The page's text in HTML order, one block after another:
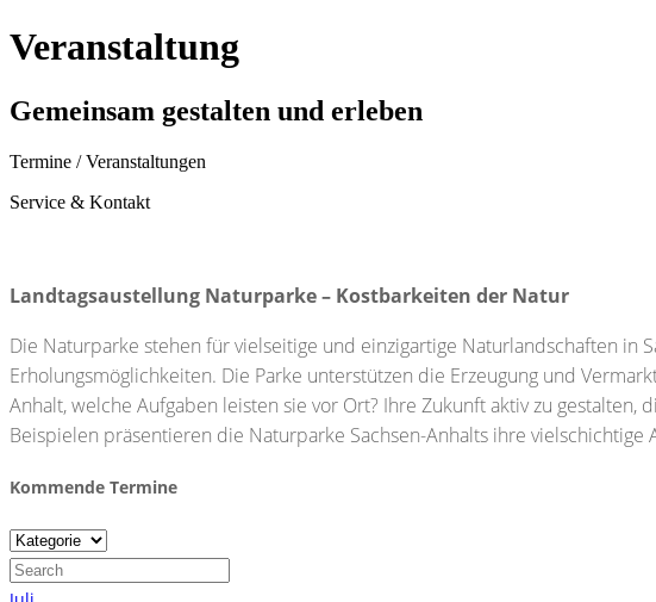
Veranstaltung
Gemeinsam gestalten und erleben
Termine / Veranstaltungen
Service & Kontakt
Landtagsaustellung Naturparke – Kostbarkeiten der Natur
Die Naturparke stehen für vielseitige und einzigartige Naturlandschaften in
Erholungsmöglichkeiten. Die Parke unterstützen die Erzeugung und
Anhalt, welche Aufgaben leisten sie vor Ort? Ihre Zukunft aktiv zu
Beispielen präsentieren die Naturparke Sachsen-Anhalts ihre vielschichtige
Kommende Termine